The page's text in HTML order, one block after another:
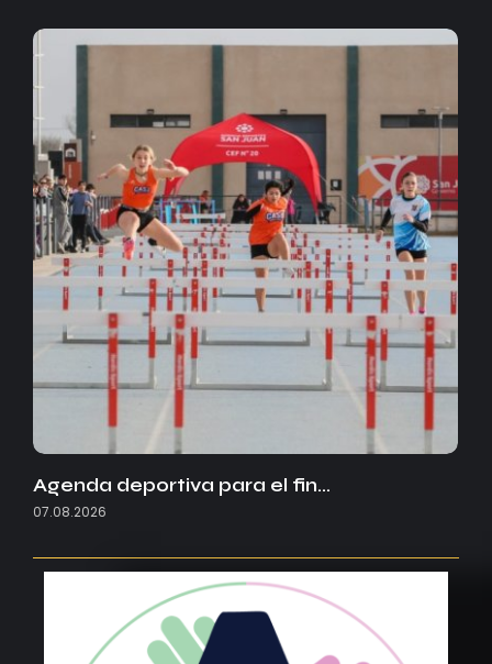
Agenda deportiva para el fin…
07.08.2026